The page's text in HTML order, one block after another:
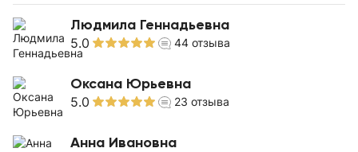
Людмила Геннадьевна
5.0 44 отзыва
Оксана Юрьевна
5.0 23 отзыва
Анна Ивановна